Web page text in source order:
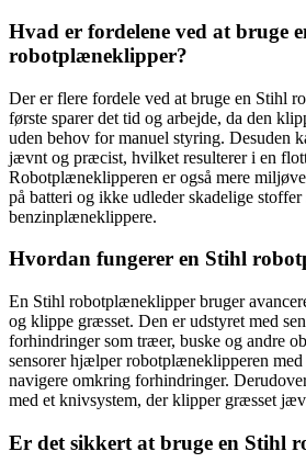
Hvad er fordelene ved at bruge
robotplæneklipper?
Der er flere fordele ved at bruge en Stihl
første sparer det tid og arbejde, da den
uden behov for manuel styring. Desuden
jævnt og præcist, hvilket resulterer i en
Robotplæneklipperen er også mere
på batteri og ikke udleder skadelige stoffer
benzinplæneklippere.
Hvordan fungerer en Stihl
En Stihl robotplæneklipper bruger
og klippe græsset. Den er udstyret med
forhindringer som træer, buske og andre
sensorer hjælper robotplæneklipperen
navigere omkring forhindringer.
med et knivsystem, der klipper græsset
Er det sikkert at bruge en Stihl